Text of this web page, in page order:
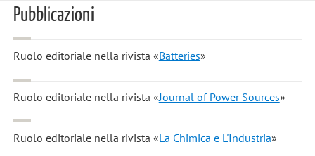
Pubblicazioni
Ruolo editoriale nella rivista «Batteries»
Ruolo editoriale nella rivista «Journal of Power Sources»
Ruolo editoriale nella rivista «La Chimica e L'Industria»